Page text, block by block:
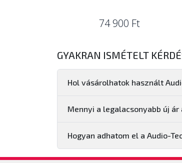
74 900 Ft
GYAKRAN ISMÉTELT
Hol vásárolhatok használt
Mennyi a legalacsonyabb új ár
Hogyan adhatom el a Audio-